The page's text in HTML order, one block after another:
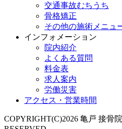
交通事故むちうち
骨格矯正
その他の施術メニュ
インフォメーション
院内紹介
よくある質問
料金表
求人案内
労働災害
アクセス・営業時間
COPYRIGHT(C)2026 亀戸 接骨